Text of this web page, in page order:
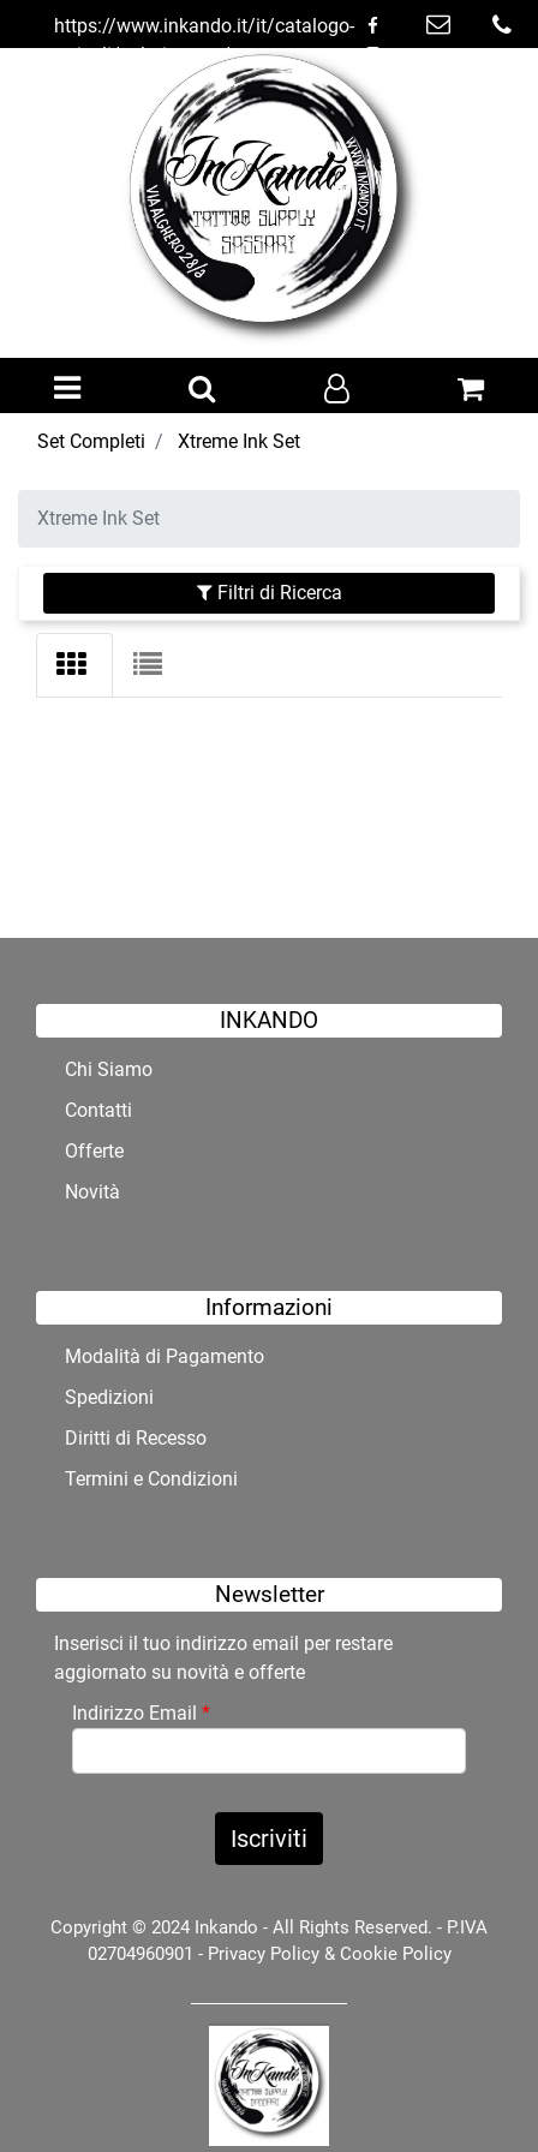
https://www.inkando.it/it/catalogo-
articoli/colori-tattoo/set-
completi/xtreme-ink-set
Open menu
Set Completi Xtreme Ink Set
Xtreme Ink Set
Filtri di Ricerca
INKANDO
Chi Siamo
Contatti
Offerte
Novità
Informazioni
Modalità di Pagamento
Spedizioni
Diritti di Recesso
Termini e Condizioni
Newsletter
Inserisci il tuo indirizzo email per restare
aggiornato su novità e offerte
Indirizzo Email *
Copyright © 2024 Inkando - All Rights Reserved. - P.IVA
02704960901 - Privacy Policy& Cookie Policy